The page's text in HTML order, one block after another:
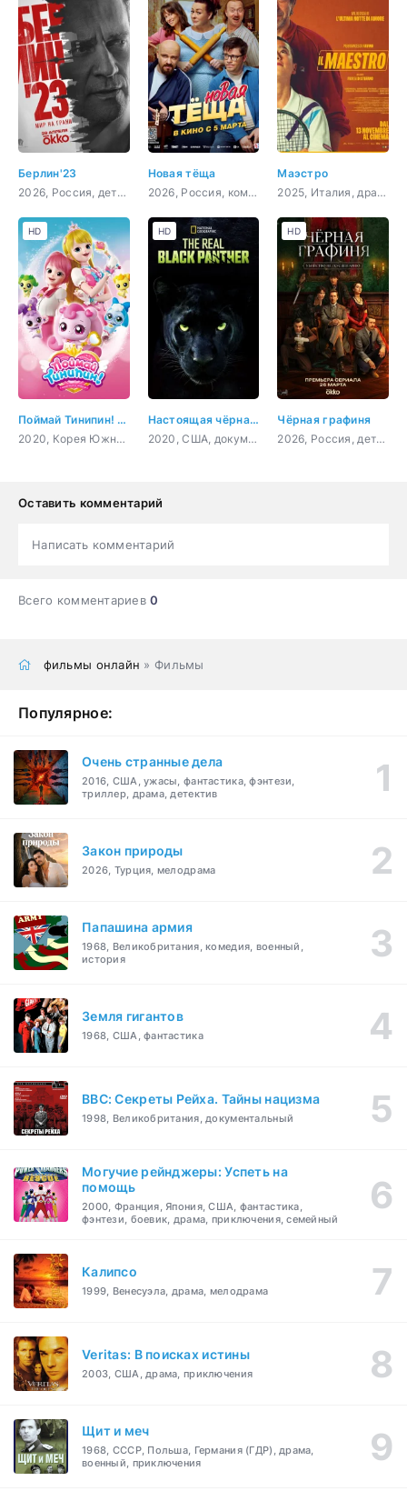
Берлин'23
2026, Россия, детектив
Новая тёща
2026, Россия, комедия
Маэстро
2025, Италия, драма, комедия, спорт
Поймай Тинипин! Королевство эмоций
2020, Корея Южная, мультфильм, фэнтези, комедия, детский
HD
Настоящая чёрная пантера
2020, США, документальный, короткометражка
HD
Чёрная графиня
2026, Россия, детектив, триллер
HD
Оставить комментарий
Написать комментарий
Всего комментариев0
фильмы онлайн » Фильмы
Популярное:
Очень странные дела
2016, США, ужасы, фантастика, фэнтези,
триллер, драма, детектив
Закон природы
2026, Турция, мелодрама
Папашина армия
1968, Великобритания, комедия, военный,
история
Земля гигантов
1968, США, фантастика
BBC: Секреты Рейха. Тайны нацизма
1998, Великобритания, документальный
Могучие рейнджеры: Успеть на
помощь
2000, Франция, Япония, США, фантастика,
фэнтези, боевик, драма, приключения, семейный
Калипсо
1999, Венесуэла, драма, мелодрама
Veritas: В поисках истины
2003, США, драма, приключения
Щит и меч
1968, СССР, Польша, Германия (ГДР), драма,
военный, приключения